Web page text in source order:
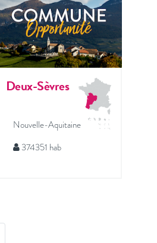
Deux-Sèvres
Nouvelle-Aquitaine
374351 hab